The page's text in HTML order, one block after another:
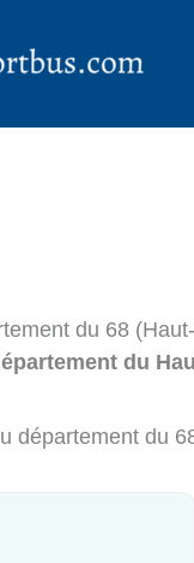
du 68
du
département du